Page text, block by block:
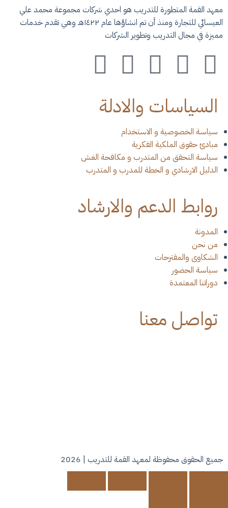
معهد القمة المتطورة للتدريب هو احدي شركات مجموعة محمد علي
العيسائي للتجارة ومنذ أن تم انشاؤها عام ١٤٢٢هـ وهي تقدم خدمات
مميزة في مجال التدريب وتطوير الشركات
السياسات والادلة
سياسة الخصوصية و الاستخدام
مبادئ حقوق الملكية الفكرية
سياسة التحقق من المتدرب و مكافحة الغش
الدليل الارشادي و الخطة للمدرب و المتدرب
روابط الدعم والارشاد
المدونة
من نحن
الشكاوى والمقترحات
سياسة الحضور
دوراتنا المعتمدة
تواصل معنا
جميع الحقوق محفوظة لمعهد القمة للتدريب | 2026